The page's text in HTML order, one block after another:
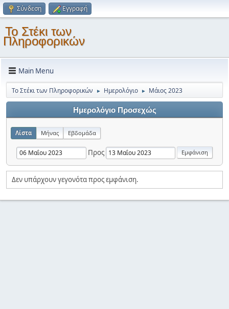
Σύνδεση Εγγραφή
Το Στέκι των
Πληροφορικών
Main Menu
Το Στέκι των Πληροφορικών ► Ημερολόγιο ► Μάιος 2023
Ημερολόγιο Προσεχώς
Λίστα Μήνας Εβδομάδα
Προς
Δεν υπάρχουν γεγονότα προς εμφάνιση.